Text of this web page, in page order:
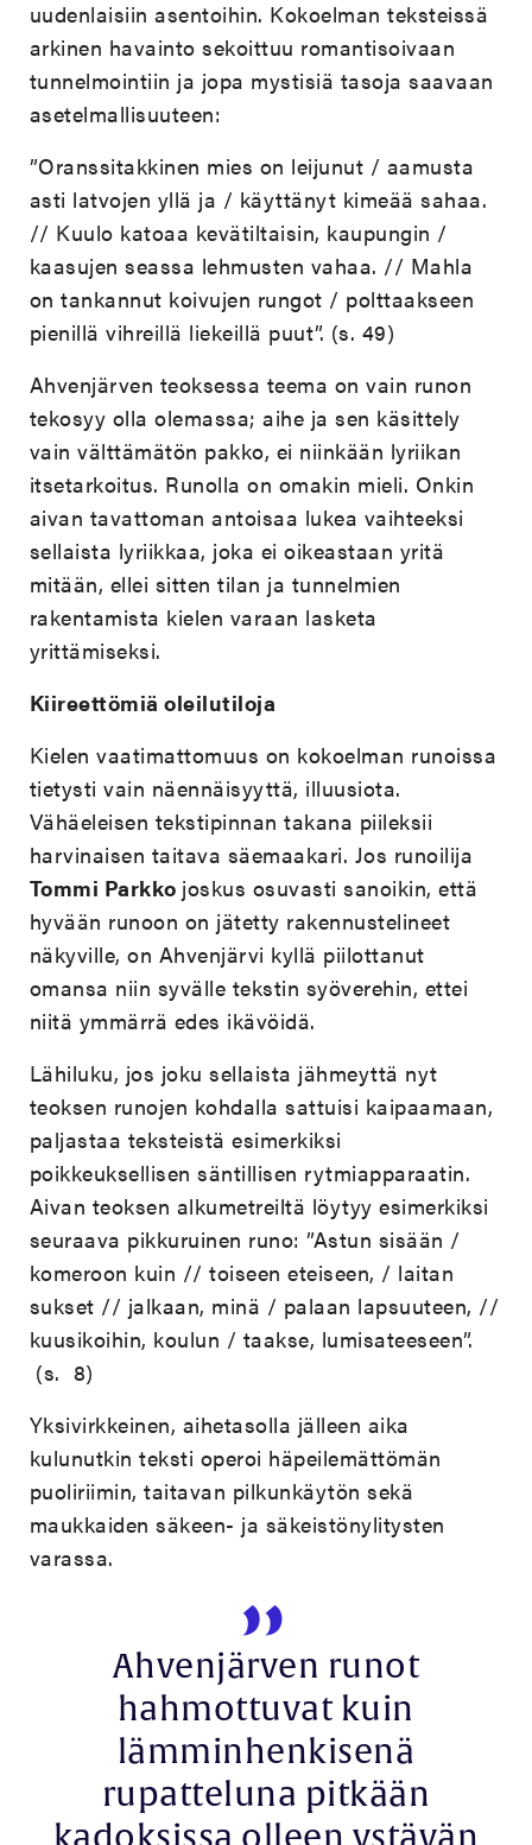
uudenlaisiin asentoihin. Kokoelman teksteissä
arkinen havainto sekoittuu romantisoivaan
tunnelmointiin ja jopa mystisiä tasoja saavaan
asetelmallisuuteen:
”Oranssitakkinen mies on leijunut / aamusta
asti latvojen yllä ja / käyttänyt kimeää sahaa.
// Kuulo katoaa kevätiltaisin, kaupungin /
kaasujen seassa lehmusten vahaa. // Mahla
on tankannut koivujen rungot / polttaakseen
pienillä vihreillä liekeillä puut”. (s. 49)
Ahvenjärven teoksessa teema on vain runon
tekosyy olla olemassa; aihe ja sen käsittely
vain välttämätön pakko, ei niinkään lyriikan
itsetarkoitus. Runolla on omakin mieli. Onkin
aivan tavattoman antoisaa lukea vaihteeksi
sellaista lyriikkaa, joka ei oikeastaan yritä
mitään, ellei sitten tilan ja tunnelmien
rakentamista kielen varaan lasketa
yrittämiseksi.
Kiireettömiä oleilutiloja
Kielen vaatimattomuus on kokoelman runoissa
tietysti vain näennäisyyttä, illuusiota.
Vähäeleisen tekstipinnan takana piileksii
harvinaisen taitava säemaakari. Jos runoilija
Tommi Parkko joskus osuvasti sanoikin, että
hyvään runoon on jätetty rakennustelineet
näkyville, on Ahvenjärvi kyllä piilottanut
omansa niin syvälle tekstin syöverehin, ettei
niitä ymmärrä edes ikävöidä.
Lähiluku, jos joku sellaista jähmeyttä nyt
teoksen runojen kohdalla sattuisi kaipaamaan,
paljastaa teksteistä esimerkiksi
poikkeuksellisen säntillisen rytmiapparaatin.
Aivan teoksen alkumetreiltä löytyy esimerkiksi
seuraava pikkuruinen runo: ”Astun sisään /
komeroon kuin // toiseen eteiseen, / laitan
sukset // jalkaan, minä / palaan lapsuuteen, //
kuusikoihin, koulun / taakse, lumisateeseen”.
(s. 8)
Yksivirkkeinen, aihetasolla jälleen aika
kulunutkin teksti operoi häpeilemättömän
puoliriimin, taitavan pilkunkäytön sekä
maukkaiden säkeen- ja säkeistönylitysten
varassa.
Ahvenjärven runot
hahmottuvat kuin
lämminhenkisenä
rupatteluna pitkään